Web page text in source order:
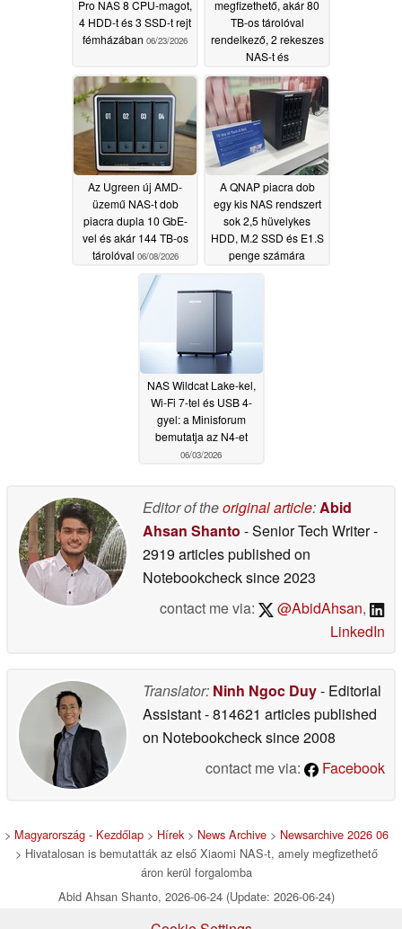
Pro NAS 8 CPU-magot,
4 HDD-t és 3 SSD-t rejt
fémházában 06/23/2026
megfizethető, akár 80
TB-os tárolóval
rendelkező, 2 rekeszes
NAS-t és
kedvezményes árakat
kínál06/08/2026
Az Ugreen új AMD-
üzemű NAS-t dob
piacra dupla 10 GbE-
vel és akár 144 TB-os
tárolóval 06/08/2026
A QNAP piacra dob
egy kis NAS rendszert
sok 2,5 hüvelykes
HDD, M.2 SSD és E1.S
penge számára
NAS Wildcat Lake-kel,
Wi-Fi 7-tel és USB 4-
gyel: a Minisforum
bemutatja az N4-et
06/03/2026
Editor of theoriginal article:Abid
Ahsan Shanto - Senior Tech Writer-
2919 articles published on
Notebookchecksince 2023
contact me via:
@AbidAhsan,
LinkedIn
Translator: Ninh Ngoc Duy- Editorial
Assistant- 814621 articles published
on Notebookchecksince 2008
contact me via:
Facebook
> Magyarország - Kezdőlap > Hírek> News Archive > Newsarchive 2026 06
> Hivatalosan is bemutatták az első Xiaomi NAS-t, amely megfizethető
áron kerül forgalomba
Abid Ahsan Shanto, 2026-06-24 (Update: 2026-06-24)